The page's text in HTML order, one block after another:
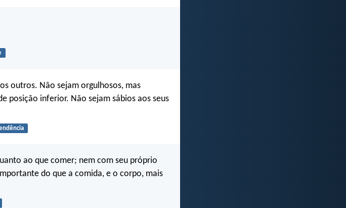
outros. Não sejam orgulhosos, mas
posição inferior. Não sejam sábios aos seus
ao que comer; nem com seu próprio
do que a comida, e o corpo, mais